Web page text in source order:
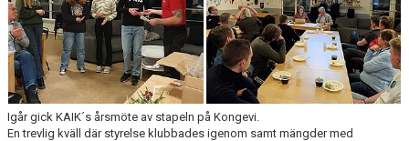
Igår gick KAIK´s årsmöte av stapeln på Kongevi.
En trevlig kväll där styrelse klubbades igenom samt mängder med